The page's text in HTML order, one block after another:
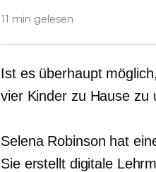
11 min gelesen
Ist es überhaupt
vier Kinder zu Hause zu
Selena Robinson hat
Sie erstellt digitale